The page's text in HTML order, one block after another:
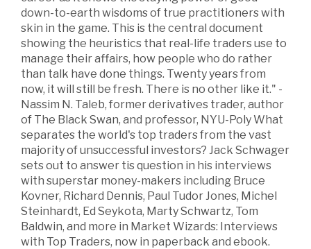
down-to-earth wisdoms of true practitioners with
skin in the game. This is the central document
showing the heuristics that real-life traders use to
manage their affairs, how people who do rather
than talk have done things. Twenty years from
now, it will still be fresh. There is no other like it." -
Nassim N. Taleb, former derivatives trader, author
of The Black Swan, and professor, NYU-Poly What
separates the world's top traders from the vast
majority of unsuccessful investors? Jack Schwager
sets out to answer tis question in his interviews
with superstar money-makers including Bruce
Kovner, Richard Dennis, Paul Tudor Jones, Michel
Steinhardt, Ed Seykota, Marty Schwartz, Tom
Baldwin, and more in Market Wizards: Interviews
with Top Traders, now in paperback and ebook.